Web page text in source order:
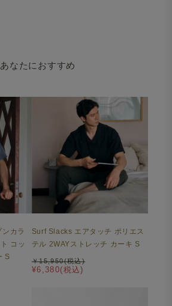
あなたにおすすめ
カラ
コッ
S
Surf Slacks エアタッチ ポリエス
テル 2WAYストレッチ カーキ S
¥6,380(税込)
￥15,950(税込)